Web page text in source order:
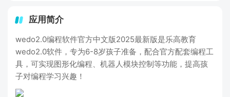
应用简介
wedo2.0编程软件官方中文版2025最新版是乐高教育
wedo2.0软件，专为6-8岁孩子准备，配合官方配套编程工
具，可实现图形化编程、机器人模块控制等功能，提高孩
子对编程学习兴趣！